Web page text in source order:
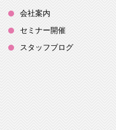
会社案内
セミナー開催
スタッフブログ